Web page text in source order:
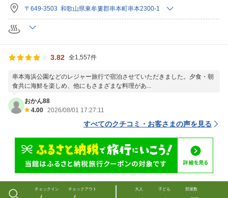
〒649-3503 和歌山県東牟婁郡串本町串本2300-1
3.82 全1,557件
串本海浜公園などのレジャー旅行で宿泊させていただきました。夕食・朝
食共に海鮮を楽しめ、他にもさまざまな料理があ...
おかん88
4.00 2026/08/01 17:27:11
すべてのクチコミ・お客さまの声を見る
チェックイン チェックアウト 大人 子ども 部屋数